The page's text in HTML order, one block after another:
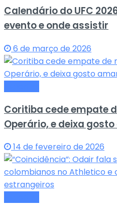
Calendário do UFC
evento e onde assistir
6 de março de 2026
Coritiba cede empate
Operário, e deixa
14 de fevereiro de 2026